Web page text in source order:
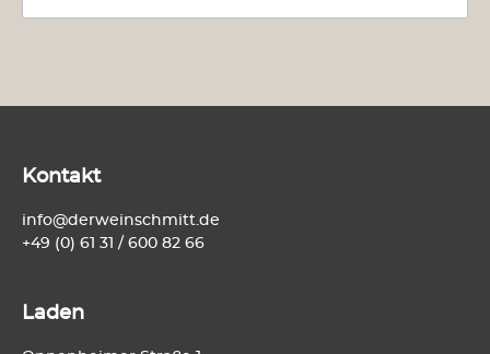
Kontakt
info@derweinschmitt.de
+49 (0) 61 31 / 600 82 66
Laden